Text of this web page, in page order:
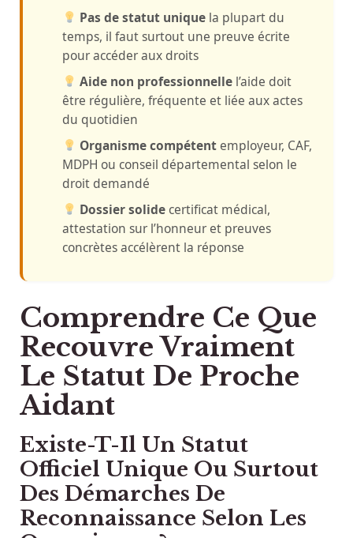
Pas de statut uniquela plupart du
temps, il faut surtout une preuve écrite
pour accéder aux droits
Aide non professionnellel’aide doit
être régulière, fréquente et liée aux actes
du quotidien
Organisme compétentemployeur, CAF,
MDPH ou conseil départemental selon le
droit demandé
Dossier solidecertificat médical,
attestation sur l’honneur et preuves
concrètes accélèrent la réponse
Comprendre Ce Que
Recouvre Vraiment
Le Statut De Proche
Aidant
Existe-T-Il Un Statut
Officiel Unique Ou Surtout
Des Démarches De
Reconnaissance Selon Les